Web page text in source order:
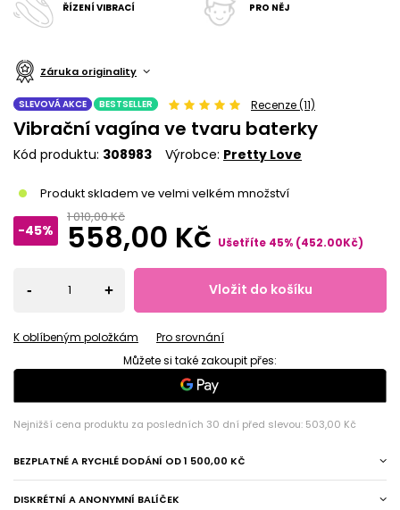
ŘÍZENÍ VIBRACÍ PRO NĚJ
Záruka originality
SLEVOVÁ AKCE BESTSELLER Recenze (11)
Vibrační vagína ve tvaru baterky
Kód produktu 308983 Výrobce Pretty Love
Produkt skladem ve velmi velkém množství
-45%
1 010,00 Kč
558,00 Kč Ušetříte 45% (452.00Kč)
- + Vložit do košíku
K oblíbeným položkám
Pro srovnání
Můžete si také zakoupit přes:
Nejnižší cena produktu za posledních 30 dní před slevou: 503,00 Kč
BEZPLATNÉ A RYCHLÉ DODÁNÍ OD1 500,00 KČ
DISKRÉTNÍ A ANONYMNÍ BALÍČEK